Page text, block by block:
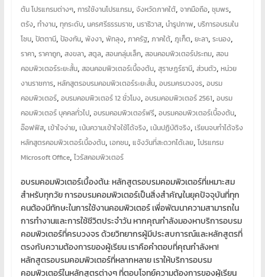
เว็บไซต์
เช่า
โอส
จด
โดเมน
สอน
คอมพิวเตอร์
ออกแบบ
เว็บ
พัฒนา
เว็บ
เว็บไซต์
จด
โดเมน
เช่า
สต์
ราคา
ต้น โปรแกรมต่างๆ, การใช้งานโปรแกรม, จังหวัดภาคใต้, จากมือถือ, ชุมพร,
ตรัง, ทำงาน, ทุกระดับ, นครศรีธรรมราช, นราธิวาส, นำรูปภาพ, บริการอบรมใน
โซน, ปัตตานี, ป้องกัน, พังงา, พัทลุง, ภาครัฐ, ภาคใต้, ภูเก็ต, ยะลา, ระนอง,
ราคา, ราคาถูก, สงขลา, สตูล, สอนกลุ่มเล็ก, สอนคอมพิวเตอร์ประถม, สอน
คอมพิวเตอร์ระยะสั้น, สอนคอมพิวเตอร์เบื้องต้น, สุราษฎร์ธานี, ส่วนตัว, หน่วย
งานราชการ, หลักสูตรอบรมคอมพิวเตอร์ระยะสั้น, อบรมครบวงจร, อบรม
คอมพิวเตอร์, อบรมคอมพิวเตอร์ 12 ชั่วโมง, อบรมคอมพิวเตอร์ 2561, อบรม
คอมพิวเตอร์ บุคคลทั่วไป, อบรมคอมพิวเตอร์ฟรี, อบรมคอมพิวเตอร์เบื้องต้น,
อ๊อฟฟิส, เข้าใจง่าย, เน้นความเข้าใจใช้ได้จริง, เน้นปฏิบัติจริง, เรียนจบทำได้จริง
หลักสูตรคอมพิวเตอร์เบื้องต้น, เอกชน, แจ้งวันที่สะดวกได้เลย, โปรแกรม
Microsoft Office, ไวรัสคอมพิวเตอร์
อบรมคอมพิวเตอร์เบื้องต้น: หลักสูตรอบรมคอมพิวเตอร์ที่เหมาะสม
สำหรับทุกวัย การอบรมคอมพิวเตอร์เป็นสิ่งสำคัญในยุคปัจจุบันที่ทุก
คนต้องมีทักษะในการใช้งานคอมพิวเตอร์ เพื่อพัฒนาความสามารถใน
การทำงานและการใช้ชีวิตประจำวัน หากคุณกำลังมองหาบริการอบรม
คอมพิวเตอร์ที่ครบวงจร ด้วยวิทยากรผู้มีประสบการณ์และหลักสูตรที่
ตรงกับความต้องการของผู้เรียน เราคือคำตอบที่คุณกำลังหา!
หลักสูตรอบรมคอมพิวเตอร์ที่หลากหลาย เราให้บริการอบรม
คอมพิวเตอร์ในหลักสูตรต่างๆ ที่ตอบโจทย์ความต้องการของผู้เรียน